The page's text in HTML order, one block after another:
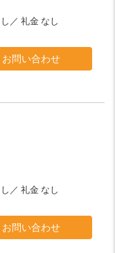
／ 礼金 なし
お問い合わせ
／ 礼金 なし
お問い合わせ